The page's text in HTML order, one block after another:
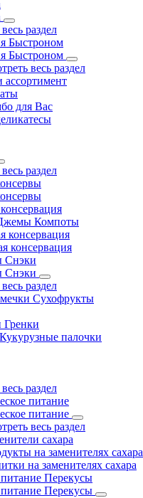
раздел
Быстроном
Быстроном
весь раздел
для Вас
раздел
Компоты
консервация
консервация
Снэки
Снэки
раздел
Сухофрукты
Гренки
палочки
раздел
питание
питание
весь раздел
сахара
на заменителях сахара
на заменителях сахара
Перекусы
Перекусы